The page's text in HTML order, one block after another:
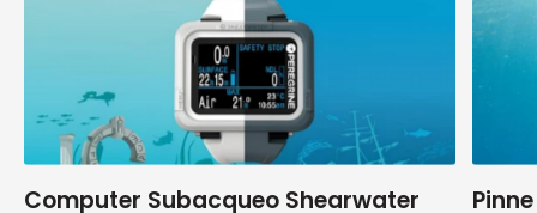
Computer Subacqueo Shearwater